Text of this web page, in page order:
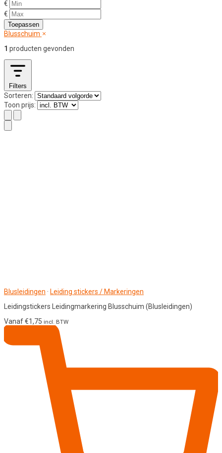
€
€
Toepassen
Blusschuim
1 producten gevonden
Filters
Sorteren:
Toon prijs:
Blusleidingen · Leiding stickers / Markeringen
Leidingstickers Leidingmarkering Blusschuim (Blusleidingen)
Vanaf€1,75 incl. BTW